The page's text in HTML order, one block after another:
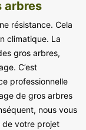
arbres
résistance. Cela
climatique. La
gros arbres,
C’est
professionnelle
de gros arbres
nous vous
de votre projet